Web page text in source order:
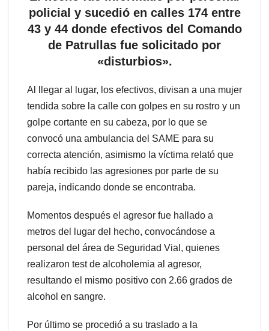
policial y sucedió en calles 174 entre
43 y 44 donde efectivos del Comando
de Patrullas fue solicitado por
«disturbios».
Al llegar al lugar, los efectivos, divisan a una mujer
tendida sobre la calle con golpes en su rostro y un
golpe cortante en su cabeza, por lo que se
convocó una ambulancia del SAME para su
correcta atención, asimismo la víctima relató que
había recibido las agresiones por parte de su
pareja, indicando donde se encontraba.
Momentos después el agresor fue hallado a
metros del lugar del hecho, convocándose a
personal del área de Seguridad Vial, quienes
realizaron test de alcoholemia al agresor,
resultando el mismo positivo con 2.66 grados de
alcohol en sangre.
Por último se procedió a su traslado a la